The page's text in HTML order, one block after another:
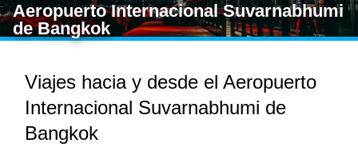
Aeropuerto Internacional Suvarnabhumi
de Bangkok
Viajes hacia y desde el Aeropuerto
Internacional Suvarnabhumi de
Bangkok